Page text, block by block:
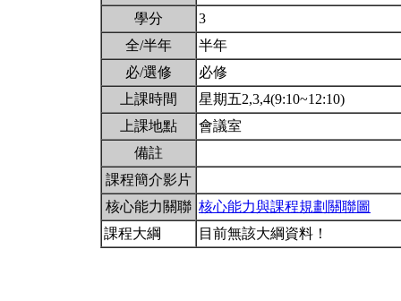
學分
3
全/半年
半年
必/選修
必修
上課時間
星期五2,3,4(9:10~12:10)
上課地點
會議室
備註
課程簡介影片
核心能力關聯 核心能力與課程規劃關聯圖
課程大綱
目前無該大綱資料！